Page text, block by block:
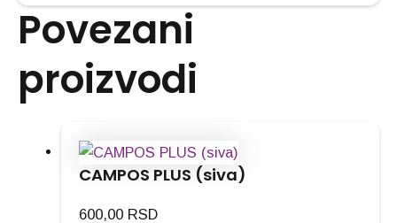
Povezani
proizvodi
CAMPOS PLUS (siva)
600,00 RSD